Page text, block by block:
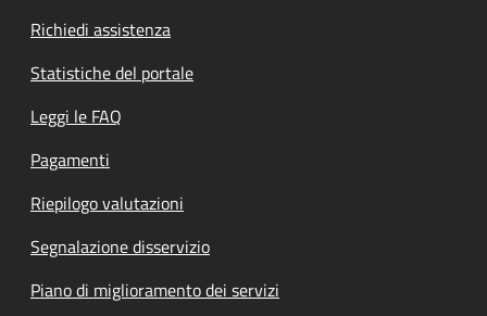
Richiedi assistenza
Statistiche del portale
Leggi le FAQ
Pagamenti
Riepilogo valutazioni
Segnalazione disservizio
Piano di miglioramento dei servizi